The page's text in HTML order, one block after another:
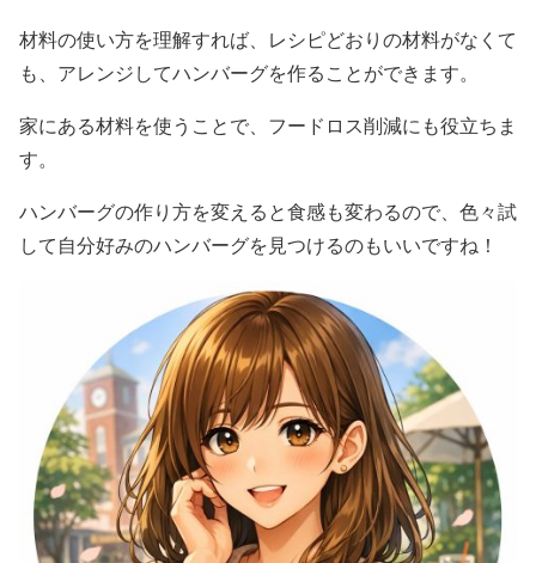
材料の使い方を理解すれば、レシピどおりの材料がなくて
も、アレンジしてハンバーグを作ることができます。
家にある材料を使うことで、フードロス削減にも役立ちま
す。
ハンバーグの作り方を変えると食感も変わるので、色々試
して自分好みのハンバーグを見つけるのもいいですね！